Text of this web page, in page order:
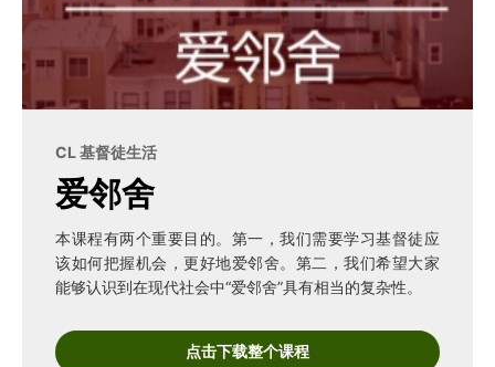
教会带领 解经式讲道与神学
福音传讲与宣教 成员制与教会纪律
简体中文 正體中文
英语
西班牙语
葡萄牙语
俄语
乌兹别克语
达里语
波斯语
越南语
韩语
阿尔巴尼亚语
CL 基督徒生活
爱邻舍
本课程有两个重要目的。第一，我们需要学习基督徒应
该如何把握机会，更好地爱邻舍。第二，我们希望大家
能够认识到在现代社会中“爱邻舍”具有相当的复杂性。
点击下载整个课程